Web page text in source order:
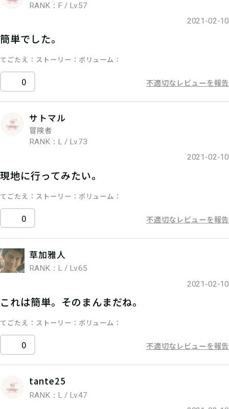
RANK：F / Lv.57
2021-02-10
簡単でした。
てごたえ ストーリー ボリューム
0 不適切なレビューを報告
サトマル
冒険者
RANK：L / Lv.73
2021-02-10
現地に行ってみたい。
てごたえ ストーリー ボリューム
0 不適切なレビューを報告
草加雅人
RANK：L / Lv.65
2021-02-10
これは簡単。そのまんまだね。
てごたえ ストーリー ボリューム
0 不適切なレビューを報告
tante25
RANK：L / Lv.47